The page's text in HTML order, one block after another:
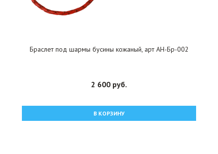
Браслет под шармы бусины кожаный, арт АН-Бр-002
2 600 руб.
В КОРЗИНУ